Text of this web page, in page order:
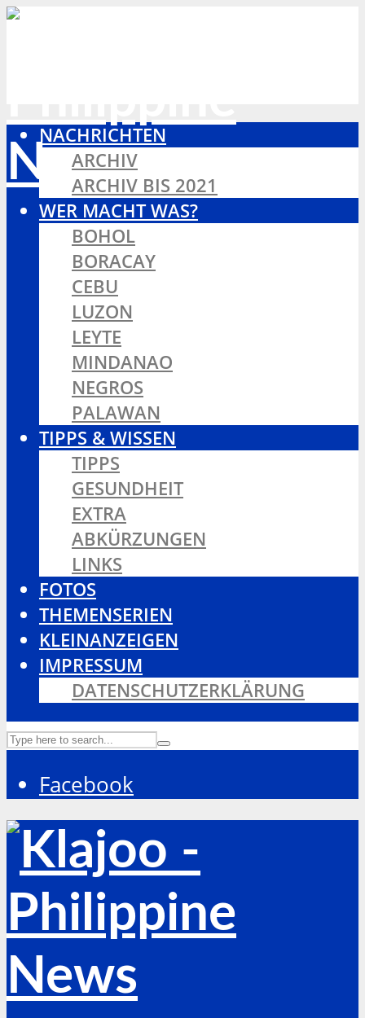
NACHRICHTEN
ARCHIV
ARCHIV BIS 2021
WER MACHT WAS?
BOHOL
BORACAY
CEBU
LUZON
LEYTE
MINDANAO
NEGROS
PALAWAN
TIPPS & WISSEN
TIPPS
GESUNDHEIT
EXTRA
ABKÜRZUNGEN
LINKS
FOTOS
THEMENSERIEN
KLEINANZEIGEN
IMPRESSUM
DATENSCHUTZERKLÄRUNG
Facebook